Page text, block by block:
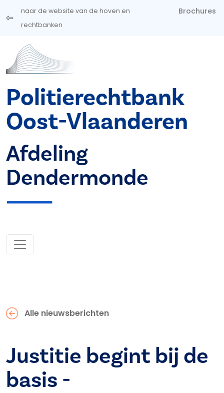
Overslaan en naar de inhoud gaan
naar de website van de hoven en
rechtbanken
Brochures
Politierechtbank
Oost-Vlaanderen
Afdeling
Dendermonde
Alle nieuwsberichten
Justitie begint bij de
basis -